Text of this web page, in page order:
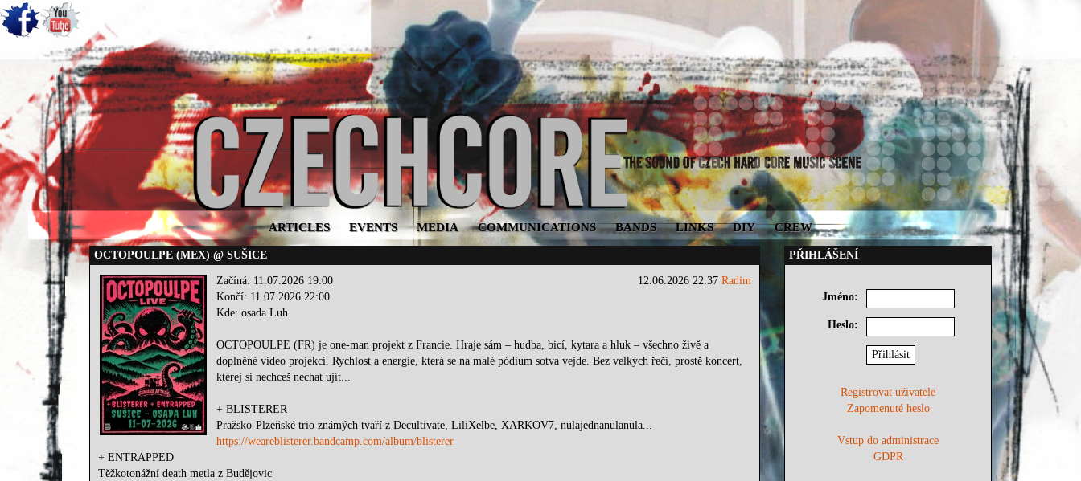
ARTICLES EVENTS MEDIA COMMUNICATIONS BANDS LINKS DIY CREW
OCTOPOULPE (MEX) @ SUŠICE
12.06.2026 22:37 Radim
Začíná: 11.07.2026 19:00
Končí: 11.07.2026 22:00
Kde: osada Luh
OCTOPOULPE (FR) je one-man projekt z Francie. Hraje sám – hudba, bicí, kytara a hluk – všechno živě a
doplněné video projekcí. Rychlost a energie, která se na malé pódium sotva vejde. Bez velkých řečí, prostě koncert,
kterej si nechceš nechat ujít...
+ BLISTERER
Pražsko-Plzeňské trio známých tvaří z Decultivate, LiliXelbe, XARKOV7, nulajednanulanula...
https://weareblisterer.bandcamp.com/album/blisterer
+ ENTRAPPED
Těžkotonážní death metla z Budějovic
PŘIHLÁŠENÍ
Jméno:
Heslo:
Registrovat uživatele
Zapomenuté heslo
Vstup do administrace
GDPR